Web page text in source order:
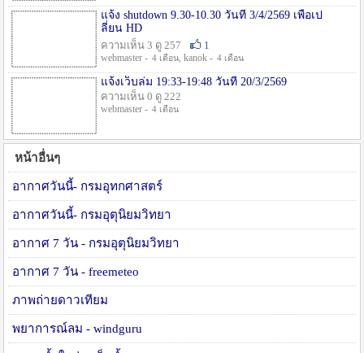
แจ้ง shutdown 9.30-10.30 วันที่ 3/4/2569 เพื่อเป
ลี่ยน HD
ความเห็น 3 ดู 257
1
webmaster - 4 เดือน, kanok - 4 เดือน
แจ้งเว็บล่ม 19:33-19:48 วันที่ 20/3/2569
ความเห็น 0 ดู 222
webmaster - 4 เดือน
หน้าอื่นๆ
อากาศวันนี้- กรมอุทกศาสตร์
อากาศวันนี้- กรมอุตุนิยมวิทยา
อากาศ 7 วัน - กรมอุตุนิยมวิทยา
อากาศ 7 วัน - freemeteo
ภาพถ่ายดาวเทียม
พยาการณ์ลม - windguru